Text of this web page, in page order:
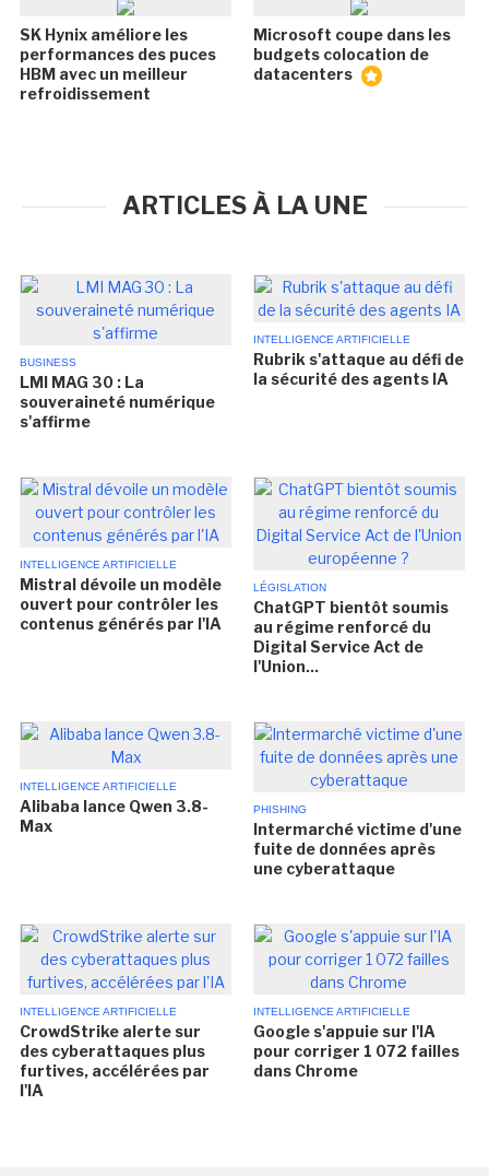
SK Hynix améliore les
performances des puces
HBM avec un meilleur
refroidissement
Microsoft coupe dans les
budgets colocation de
datacenters
ARTICLES À LA UNE
BUSINESS
LMI MAG 30 : La
souveraineté numérique
s'affirme
INTELLIGENCE ARTIFICIELLE
Rubrik s'attaque au défi de
la sécurité des agents IA
INTELLIGENCE ARTIFICIELLE
Mistral dévoile un modèle
ouvert pour contrôler les
contenus générés par l'IA
LÉGISLATION
ChatGPT bientôt soumis
au régime renforcé du
Digital Service Act de
l'Union...
INTELLIGENCE ARTIFICIELLE
Alibaba lance Qwen 3.8-
Max
PHISHING
Intermarché victime d'une
fuite de données après
une cyberattaque
INTELLIGENCE ARTIFICIELLE
CrowdStrike alerte sur
des cyberattaques plus
furtives, accélérées par
l'IA
INTELLIGENCE ARTIFICIELLE
Google s'appuie sur l'IA
pour corriger 1 072 failles
dans Chrome